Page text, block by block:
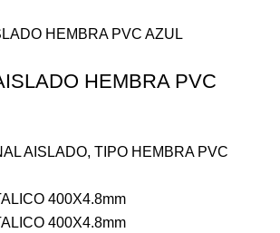
HEMBRA PVC
AISLADO, TIPO HEMBRA PVC